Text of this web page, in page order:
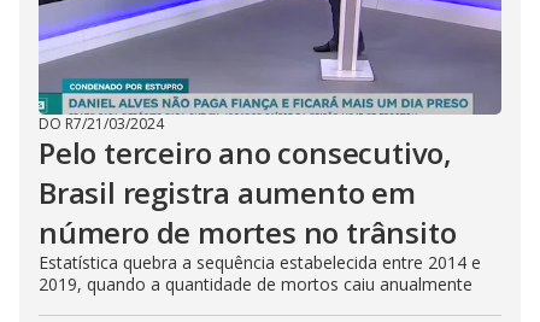
DO R7/21/03/2024
Pelo terceiro ano consecutivo,
Brasil registra aumento em
número de mortes no trânsito
Estatística quebra a sequência estabelecida entre 2014 e
2019, quando a quantidade de mortos caiu anualmente